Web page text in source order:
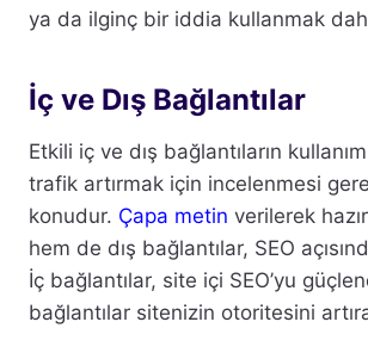
ya da ilginç bir iddia kullanmak
İç ve Dış Bağlantılar
Etkili iç ve dış bağlantıların
trafik artırmak için incelenmesi
konudur. Çapa metin verilerek
hem de dış bağlantılar, SEO
İç bağlantılar, site içi SEO’yu
bağlantılar sitenizin otoritesini